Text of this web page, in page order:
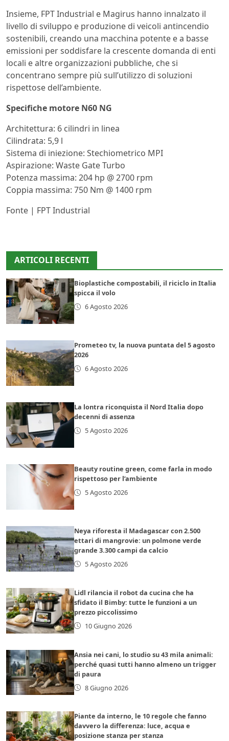
Insieme, FPT Industrial e Magirus hanno innalzato il
livello di sviluppo e produzione di veicoli antincendio
sostenibili, creando una macchina potente e a basse
emissioni per soddisfare la crescente domanda di enti
locali e altre organizzazioni pubbliche, che si
concentrano sempre più sull’utilizzo di soluzioni
rispettose dell’ambiente.
Specifiche motore N60 NG
Architettura: 6 cilindri in linea
Cilindrata: 5,9 l
Sistema di iniezione: Stechiometrico MPI
Aspirazione: Waste Gate Turbo
Potenza massima: 204 hp @ 2700 rpm
Coppia massima: 750 Nm @ 1400 rpm
Fonte | FPT Industrial
ARTICOLI RECENTI
Bioplastiche compostabili, il riciclo in Italia
spicca il volo
6 Agosto 2026
Prometeo tv, la nuova puntata del 5 agosto
2026
6 Agosto 2026
La lontra riconquista il Nord Italia dopo
decenni di assenza
5 Agosto 2026
Beauty routine green, come farla in modo
rispettoso per l’ambiente
5 Agosto 2026
Neya riforesta il Madagascar con 2.500
ettari di mangrovie: un polmone verde
grande 3.300 campi da calcio
5 Agosto 2026
Lidl rilancia il robot da cucina che ha
sfidato il Bimby: tutte le funzioni a un
prezzo piccolissimo
10 Giugno 2026
Ansia nei cani, lo studio su 43 mila animali:
perché quasi tutti hanno almeno un trigger
di paura
8 Giugno 2026
Piante da interno, le 10 regole che fanno
davvero la differenza: luce, acqua e
posizione stanza per stanza